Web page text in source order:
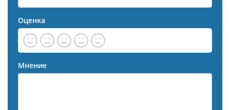
Оценка
Мнение